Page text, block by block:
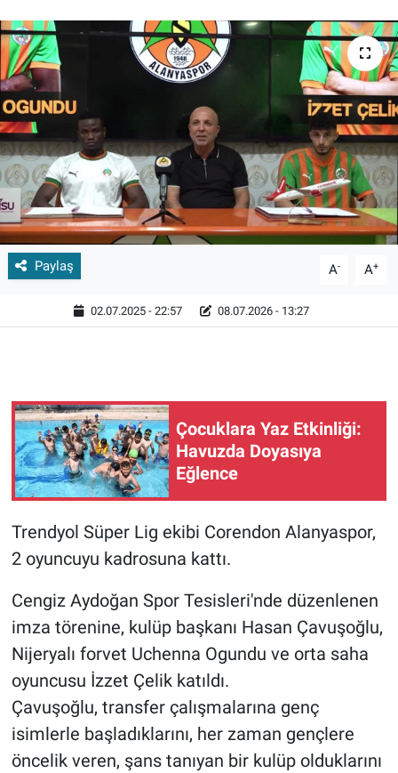
Paylaş A- A+
02.07.2025 - 22:57 08.07.2026 - 13:27
Çocuklara Yaz Etkinliği:
Havuzda Doyasıya
Eğlence
Trendyol Süper Lig ekibi Corendon Alanyaspor,
2 oyuncuyu kadrosuna kattı.
Cengiz Aydoğan Spor Tesisleri'nde düzenlenen
imza törenine, kulüp başkanı Hasan Çavuşoğlu,
Nijeryalı forvet Uchenna Ogundu ve orta saha
oyuncusu İzzet Çelik katıldı.
Çavuşoğlu, transfer çalışmalarına genç
isimlerle başladıklarını, her zaman gençlere
öncelik veren, şans tanıyan bir kulüp olduklarını